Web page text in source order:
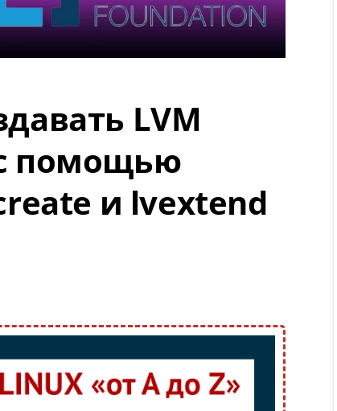
LVM
помощью
и lvextend